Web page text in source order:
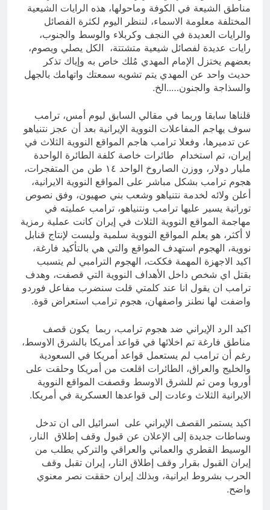
مناطق الشيعة في الكوفة وماحولها، هذه الرايات الشيعية
المختلفة معلومة الاسماء، لننظر اليوم لكثرة الفصائل
والرايات العديدة في النجف وكربلاء والوسط والجنوب،
رايات عديدة لفصائل شيعية متشتتة، الكل يصلي ويصوم،
بعضهم يختزل الإمام المهدي مُلك خاص به وإياك تذكر
حديث واحد عن المهدي يتم تشويه سمعتك واتهامك بالجهل
والسذاجة والجنون…..الخ.
قلناها سابقا وربما في مقالي السابق ليوم أمس، ترامب
سوف يهاجم المفاعلات النووية الإيرانية بعد أن عجز نتنياهو
عن تدميرها، وفعلا ترامب هاجم المواقع النووية الثلاث في
إيران، تم استخدام طائرات خاصة كلفة الطائرة الواحدة
مليار دولار، ووزن الصاروخ الواحد ١٤ طن من المتفجرات،
هجوم ترامب بشكل مباشر على المواقع النووية الايرانية،
أعلن ولائه لخدمة نتنياهو وشعب بني صهيون، وفق نصوص
توراتية يسير عليها ترامب ونتنياهو، ترامب عمليته في
مهاجمة المواقع النووية الثلاث في إيران كانت عملية رمزية
لا أكثر، هو يعلم المواقع النووية سلمية وليست لإنتاج قنابل
نووية، الهجوم استهدف المواقع والتي هي بالتأكيد فارغة،
اكيد الاجهزة المهمة فككت، الهجوم الترامبي لم يتسبب
بقتل اي شخص داخل الأهداف النووية التي قصفت، وهدف
ترامب ان يقول انا عند كلمتي قلت سنضرب مفاعل فوردو
واضفت لها نطنز واصفهان، هجوم ترامب استعراض قوة.
اكيد الرد الإيراني ضد هجوم ترامب، ربما يكون قصف
مناطق فارغة تم اخلائها في قواعد أمريكا بالشرق الاوسط،
رغم أن ترامب لم يستعمل قواعد أمريكا في السعودية
والخليج والعراق، الطائرات اقلعت من أمريكا وحلقت على
أوروبا ومن ثم للشرق الاوسط وقصفت المواقع النووية
الايرانية الثلاث وعادت إلى قواعدها العسكرية في أمريكا.
اكيد يستمر القصف الإيراني على اسرائيل الى ان تدخل
وساطات جديدة إلى الإعلان عن قبول وقف إطلاق النار،
الوسيط القطري والعماني والعراقي والتركي يطلب من
إيران القبول بقرار وقف إطلاق النار، إيران تقبل وقف
الحرب بشروط ايرانية، وبذلك إيران حققت نصر معنوي
واضح.